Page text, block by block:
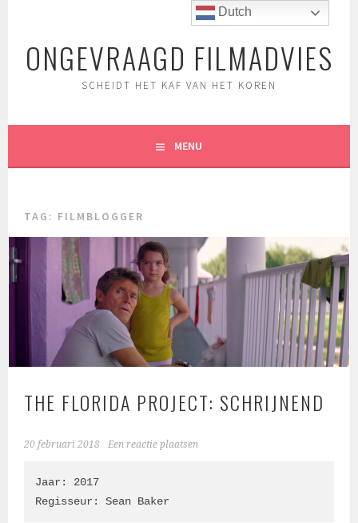
inhoudONGEVRAAGD FILMADVIES
SCHEIDT HET KAF VAN HET KOREN
MENU
TAG: FILMBLOGGER
THE FLORIDA PROJECT: SCHRIJNEND
20 februari 2018 Een reactie plaatsen
Jaar: 2017
Regisseur: Sean Baker
Dutch